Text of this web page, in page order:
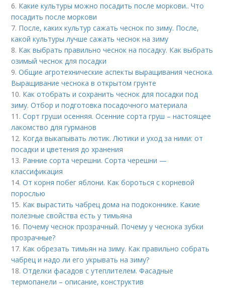
6. Какие культуры можно посадить после моркови.. Что
посадить после моркови
7. После, каких культур сажать чеснок по зиму. После,
какой культуры лучше сажать чеснок на зиму
8. Как выбрать правильно чеснок на посадку. Как выбрать
озимый чеснок для посадки
9.Общие агротехнические аспекты выращивания чеснока.
Выращивание чеснока в открытом грунте
10. Как отобрать и сохранить чеснок для посадки под
зиму. Отбор и подготовка посадочного материала
11.Сорт груши осенняя. Осенние сорта груш – настоящее
лакомство для гурманов
12. Когда выкапывать лютик. Лютики и уход за ними: от
посадки и цветения до хранения
13. Ранние сорта черешни. Сорта черешни —
классификация
14.От корня побег яблони. Как бороться с корневой
порослью
15. Как вырастить чабрец дома на подоконнике. Какие
полезные свойства есть у тимьяна
16. Почему чеснок прозрачный. Почему у чеснока зубки
прозрачные?
17. Как обрезать тимьян на зиму. Как правильно собрать
чабрец и надо ли его укрывать на зиму?
18.Отделки фасадов с утеплителем. Фасадные
термопанели – описание, конструктив